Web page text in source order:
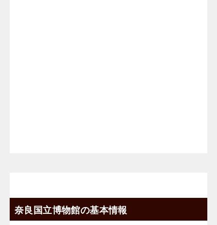
奈良国立博物館の基本情報